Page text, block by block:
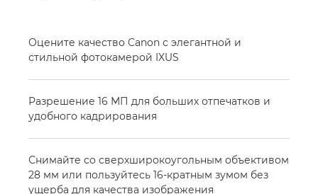
Оцените качество Canon с элегантной и
стильной фотокамерой IXUS
Разрешение 16 МП для больших отпечатков и
удобного кадрирования
Снимайте со сверхширокоугольным объективом
28 мм или пользуйтесь 16-кратным зумом без
ущерба для качества изображения